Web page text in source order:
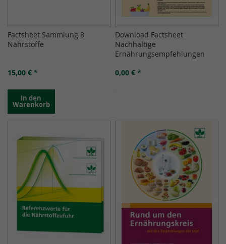
Factsheet Sammlung 8
Nährstoffe
15,00 € *
In den
Warenkorb
Download Factsheet
Nachhaltige
Ernährungsempfehlungen
0,00 € *